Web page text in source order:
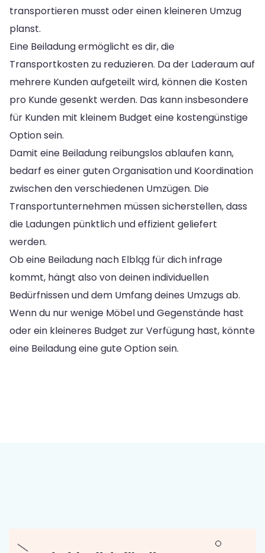
transportieren musst oder einen kleineren Umzug
planst.
Eine Beiladung ermöglicht es dir, die
Transportkosten zu reduzieren. Da der Laderaum auf
mehrere Kunden aufgeteilt wird, können die Kosten
pro Kunde gesenkt werden. Das kann insbesondere
für Kunden mit kleinem Budget eine kostengünstige
Option sein.
Damit eine Beiladung reibungslos ablaufen kann,
bedarf es einer guten Organisation und Koordination
zwischen den verschiedenen Umzügen. Die
Transportunternehmen müssen sicherstellen, dass
die Ladungen pünktlich und effizient geliefert
werden.
Ob eine Beiladung nach Elbląg für dich infrage
kommt, hängt also von deinen individuellen
Bedürfnissen und dem Umfang deines Umzugs ab.
Wenn du nur wenige Möbel und Gegenstände hast
oder ein kleineres Budget zur Verfügung hast, könnte
eine Beiladung eine gute Option sein.